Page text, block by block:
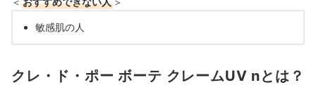
敏感肌の人
クレ・ド・ポー ボーテ クレームUV nとは？